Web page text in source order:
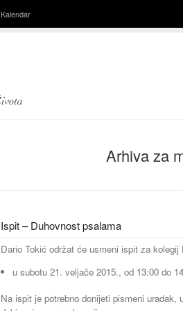
Kalendar
Arhiva za
Ispit – Duhovnost psalama
Dario Tokić održat će usmeni ispit za
u subotu 21. veljače 2015., od 13:00 do
Na ispit je potrebno donijeti pismeni uradak,